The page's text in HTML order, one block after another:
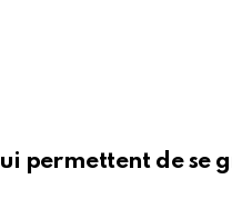
permettent de se